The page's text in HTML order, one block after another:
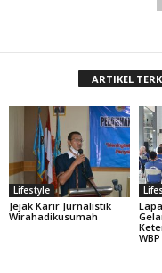
ARTIKEL
Lifestyle
Jejak Karir Jurnalistik
Wirahadikusumah
WBP